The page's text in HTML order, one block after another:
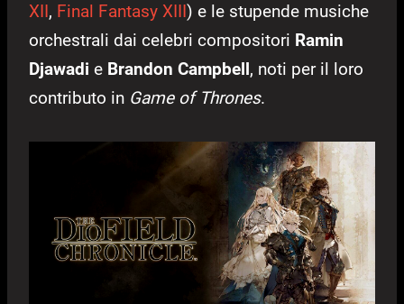
XII, Final Fantasy XIII) e le stupende musiche
orchestrali dai celebri compositori Ramin
Djawadi e Brandon Campbell, noti per il loro
contributo in Game of Thrones.